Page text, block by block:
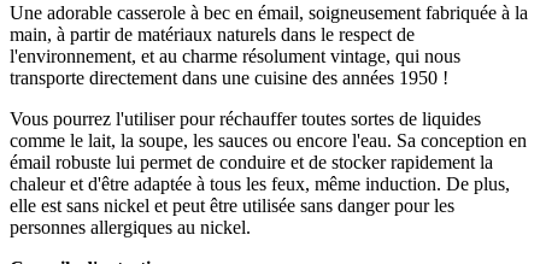
Une adorable casserole à bec en émail, soigneusement fabriquée à la
main, à partir de matériaux naturels dans le respect de
l'environnement, et au charme résolument vintage, qui nous
transporte directement dans une cuisine des années 1950 !
Vous pourrez l'utiliser pour réchauffer toutes sortes de liquides
comme le lait, la soupe, les sauces ou encore l'eau. Sa conception en
émail robuste lui permet de conduire et de stocker rapidement la
chaleur et d'être adaptée à tous les feux, même induction. De plus,
elle est sans nickel et peut être utilisée sans danger pour les
personnes allergiques au nickel.